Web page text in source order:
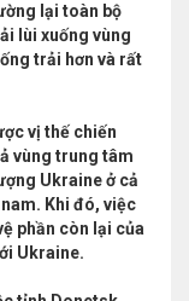
lại toàn bộ
lùi xuống vùng
trải hơn và rất
vị thế chiến
vùng trung tâm
Ukraine ở cả
Khi đó, việc
phần còn lại của
Ukraine.